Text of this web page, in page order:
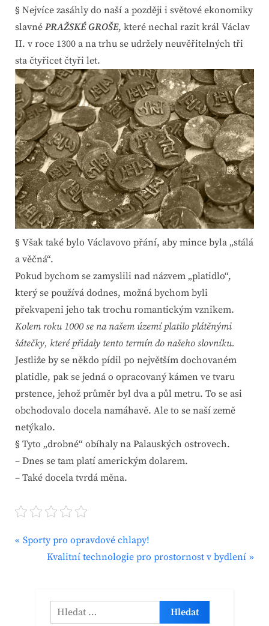
§ Nejvíce zasáhly do naší a později i světové ekonomiky
slavné PRAŽSKÉ GROŠE, které nechal razit král Václav
II. v roce 1300 a na trhu se udržely neuvěřitelných tři
sta čtyřicet čtyři let.
§ Však také bylo Václavovo přání, aby mince byla „stálá
a věčná“.
Pokud bychom se zamyslili nad názvem „platidlo“,
který se používá dodnes, možná bychom byli
překvapeni jeho tak trochu romantickým vznikem.
Kolem roku 1000 se na našem území platilo plátěnými
šátečky, které přidaly tento termín do našeho slovníku.
Jestliže by se někdo pídil po největším dochovaném
platidle, pak se jedná o opracovaný kámen ve tvaru
prstence, jehož průměr byl dva a půl metru. To se asi
obchodovalo docela namáhavě. Ale to se naší země
netýkalo.
§ Tyto „drobné“ obíhaly na Palauských ostrovech.
– Dnes se tam platí americkým dolarem.
– Také docela tvrdá měna.
Navigace
P
Sporty pro opravdové chlapy!
N
Kvalitní technologie pro prostornost v bydlení
Vyhledávání